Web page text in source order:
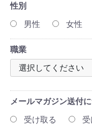
性別
男性
女性
職業
メールマガジン送付
受け取る